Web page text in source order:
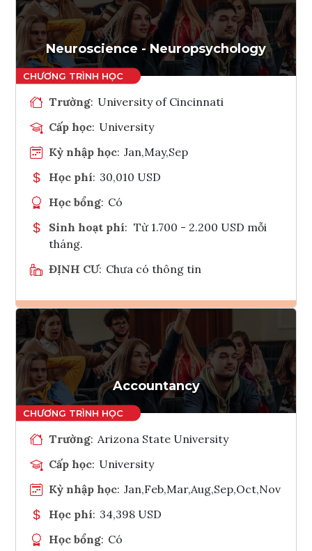
Tham vấn Interlink
Neuroscience - Neuropsychology
Trường: University of Cincinnati
Cấp học: University
Kỳ nhập học: Jan,May,Sep
Học phí: 30,010 USD
Học bổng: Có
Sinh hoạt phí: Từ 1.700 - 2.200 USD mỗi
tháng.
ĐỊNH CƯ: Chưa có thông tin
Ghi danh
Tham vấn Interlink
Accountancy
Trường: Arizona State University
Cấp học: University
Kỳ nhập học: Jan,Feb,Mar,Aug,Sep,Oct,Nov
Học phí: 34,398 USD
Học bổng: Có